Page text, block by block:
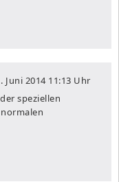
Juni 201411:13 Uhr
speziellen